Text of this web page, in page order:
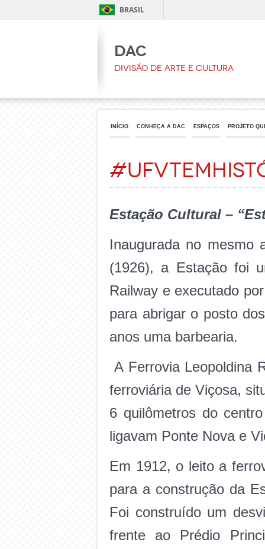
BRASIL
DAC
Divisão de Arte e Cultura
INÍCIO CONHEÇA A DAC ESPAÇOS PROJETO
Estação Cultural –
Inaugurada no mesmo
(1926), a Estação foi
Railway e executado
para abrigar o posto
anos uma barbearia.
A Ferrovia Leopoldina
ferroviária de Viçosa,
6 quilômetros do
ligavam Ponte Nova e
Em 1912, o leito a
para a construção da
Foi construído um
frente ao Prédio